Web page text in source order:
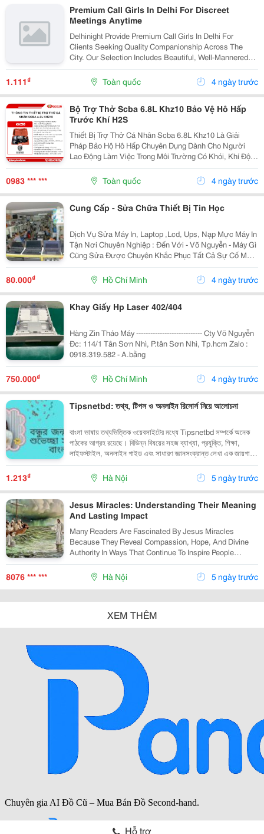
Premium Call Girls In Delhi For Discreet
Meetings Anytime
Delhinight Provide Premium Call Girls In Delhi For
Clients Seeking Quality Companionship Across The
City. Our Selection Includes Beautiful, Well-Mannered
Ladies Available For In-Call And Out-Call Services In
Hotels, Homes, And Private Locations....
1.111₫ Toàn quốc 4 ngày trước
Bộ Trợ Thở Scba 6.8L Khz10 Bảo Vệ Hô Hấp
Trước Khí H2S
Thiết Bị Trợ Thở Cá Nhân Scba 6.8L Khz10 Là Giải
Pháp Bảo Hộ Hô Hấp Chuyên Dụng Dành Cho Người
Lao Động Làm Việc Trong Môi Trường Có Khói, Khí Độc
Hoặc Thiếu Oxy. Thiết Bị Cung Cấp Nguồn Khí Thở Độc
Lập, Giúp Người Sử Dụng Duy Trì Khả Năng Làm Việc...
0983 *** *** Toàn quốc 4 ngày trước
Cung Cấp - Sửa Chữa Thiết Bị Tin Học
Dịch Vụ Sửa Máy In, Laptop ,Lcd, Ups, Nạp Mực Máy In
Tận Nơi Chuyên Nghiệp : Đến Với - Võ Nguyễn - Máy Gì
Cũng Sửa Được Chuyên Khắc Phục Tất Cả Sự Cố Máy
In Các Hãng Hp, Canon, Epson, Brother, Panasonic, Oki,
Lexmark, Samsung, Ricoh, Toshiba&Hellip;...
80.000₫ Hồ Chí Minh 4 ngày trước
Khay Giấy Hp Laser 402/404
Hàng Zin Tháo Máy ---------------------------- Cty Võ Nguyễn
Đc: 114/1 Tân Sơn Nhì, P.tân Sơn Nhì, Tp.hcm Zalo :
0918.319.582 - A.bằng
750.000₫ Hồ Chí Minh 4 ngày trước
Tipsnetbd: তথ্য, টিপস ও অনলাইন রিসোর্স নিয়ে আলোচনা
বাংলা ভাষায় তথ্যভিত্তিক ওয়েবসাইটের মধ্যে Tipsnetbd সম্পর্কে অনেক
পাঠকের আগ্রহ রয়েছে। বিভিন্ন বিষয়ের সহজ ব্যাখ্যা, প্রযুক্তি, শিক্ষা,
লাইফস্টাইল, অনলাইন গাইড এবং সাধারণ জ্ঞানসংক্রান্ত লেখা এক জায়গায়
পাওয়ার সুবিধার কারণে এমন প্ল্যাটফর্ম জনপ্রিয়...
1.213₫ Hà Nội 5 ngày trước
Jesus Miracles: Understanding Their Meaning
And Lasting Impact
Many Readers Are Fascinated By Jesus Miracles
Because They Reveal Compassion, Hope, And Divine
Authority In Ways That Continue To Inspire People
Across Generations. The Accounts Found In The
Gospels Describe Extraordinary Events Such As Healing
8076 *** *** Hà Nội 5 ngày trước
XEM THÊM
Hỗ trợ